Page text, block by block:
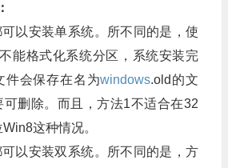
以安装单系统。所不同的是，使
能格式化系统分区，系统安装完
件会保存在名为windows.old的文
删除。而且，方法1不适合在32
这种情况。
以安装双系统。所不同的是，方